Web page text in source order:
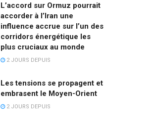
L’accord sur Ormuz pourrait
accorder à l’Iran une
influence accrue sur l’un des
corridors énergétique les
plus cruciaux au monde
2 JOURS DEPUIS
Les tensions se propagent et
embrasent le Moyen-Orient
2 JOURS DEPUIS